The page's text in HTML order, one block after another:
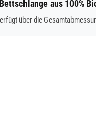
aus 100%
über die